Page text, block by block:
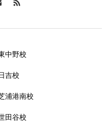
中野校
吉校
浦港南校
田谷校